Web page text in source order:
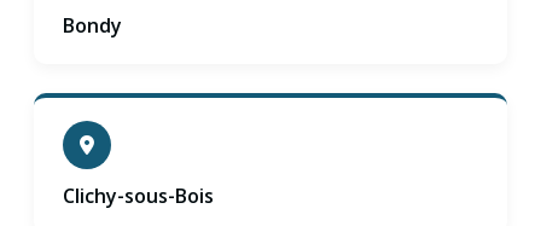
Bondy
Clichy-sous-Bois